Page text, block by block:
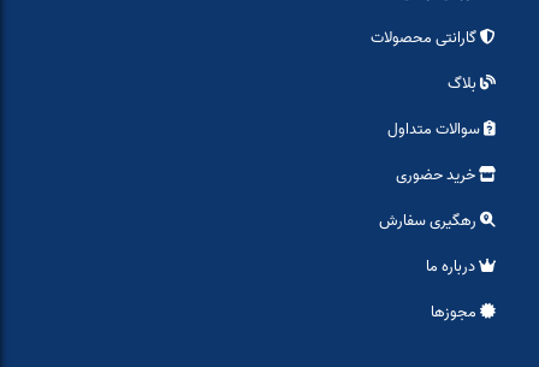
گارانتی محصولات
بلاگ
سوالات متداول
خرید حضوری
رهگیری سفارش
درباره ما
مجوزها